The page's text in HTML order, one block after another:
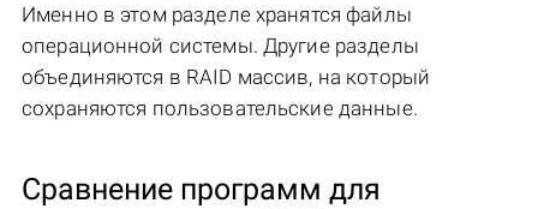
Именно в этом разделе хранятся файлы
операционной системы. Другие разделы
объединяются в RAID массив, на который
сохраняются пользовательские данные.
Сравнение программ для